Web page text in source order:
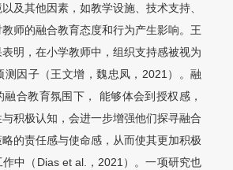
及其他因素，如教学设施、技术支持、
师的融合教育态度和行为产生影响。王
明，在小学教师中，组织支持感被视为
测因子（王文增，魏忠凤，2021）。融
合教育氛围下， 能够体会到授权感，
积极认知，会进一步增强他们探寻融合
的责任感与使命感，从而使其更加积极
中（Dias et al.，2021）。一项研究也